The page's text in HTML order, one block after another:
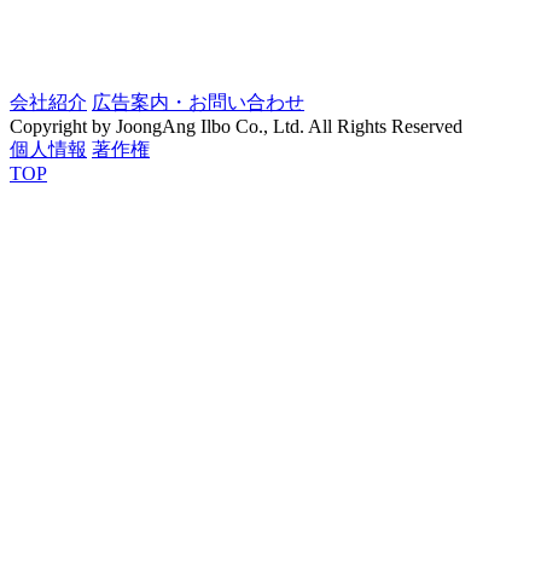
会社紹介 広告案内・お問い合わせ
Copyright by JoongAng Ilbo Co., Ltd. All Rights Reserved
個人情報 著作権
TOP